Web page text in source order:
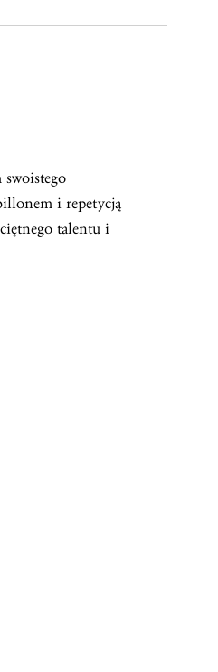
swoistego
i repetycją
talentu i